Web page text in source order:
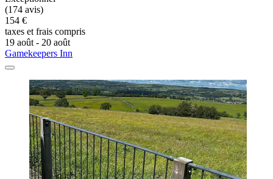
(174 avis)
154 €
taxes et frais compris
19 août - 20 août
Gamekeepers Inn